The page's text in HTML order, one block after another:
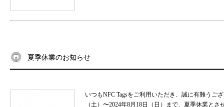
夏季休業のお知らせ
いつもNFC Tagsをご利用いただき、誠に有難う
（土）〜2024年8月18日（日）まで、夏季休業と